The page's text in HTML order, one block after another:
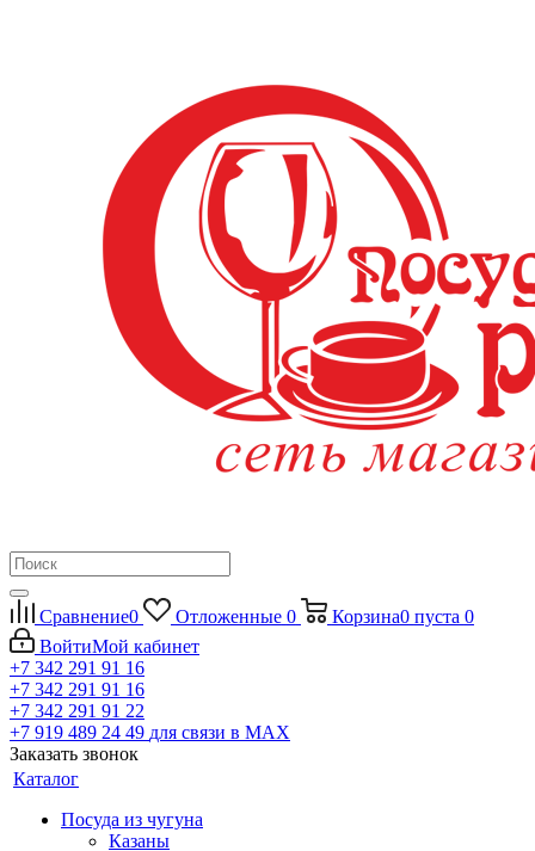
Сравнение0 Отложенные 0 Корзина0 пуста 0
ВойтиМой кабинет
+7 342 291 91 16
+7 342 291 91 16
+7 342 291 91 22
+7 919 489 24 49 для связи в МАХ
Заказать звонок
Каталог
Посуда из чугуна
Казаны